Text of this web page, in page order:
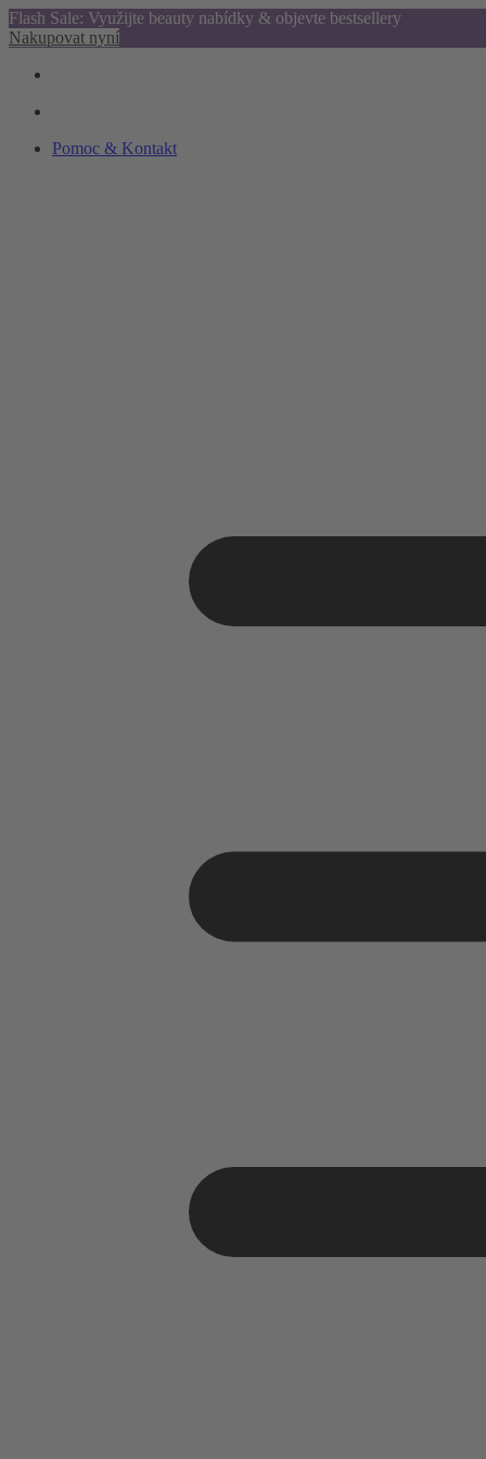
Flash Sale: Využijte beauty nabídky & objevte bestsellery
Nakupovat nyní
Pomoc & Kontakt